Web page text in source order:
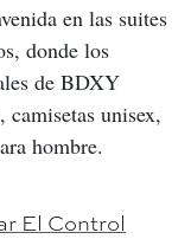
en las suites
donde los
de BDXY
unisex,
hombre.
El Control